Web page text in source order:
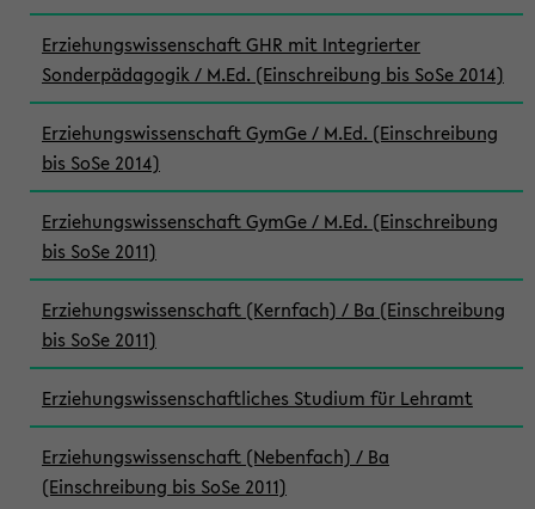
Erziehungswissenschaft GHR mit Integrierter
Sonderpädagogik / M.Ed. (Einschreibung bis SoSe 2014)
Erziehungswissenschaft GymGe / M.Ed. (Einschreibung
bis SoSe 2014)
Erziehungswissenschaft GymGe / M.Ed. (Einschreibung
bis SoSe 2011)
Erziehungswissenschaft (Kernfach) / Ba (Einschreibung
bis SoSe 2011)
Erziehungswissenschaftliches Studium für Lehramt
Erziehungswissenschaft (Nebenfach) / Ba
(Einschreibung bis SoSe 2011)